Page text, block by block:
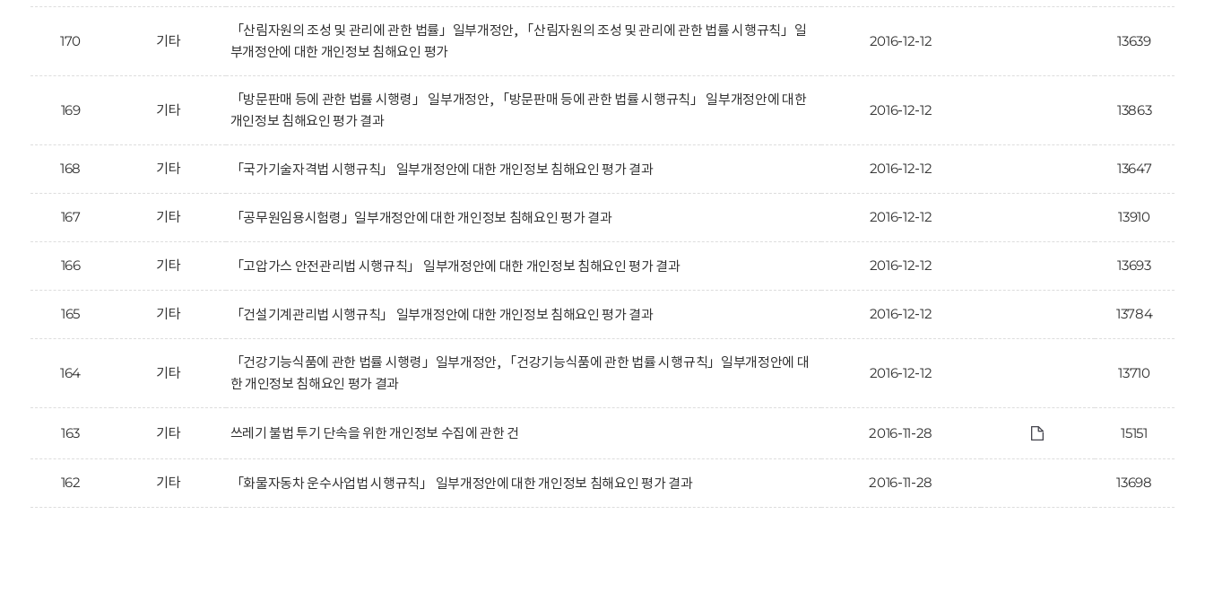
170 기타
「산림자원의 조성 및 관리에 관한 법률」일부개정안, 「산림자원의 조성 및 관리에 관한 법률 시행규칙」일
부개정안에 대한 개인정보 침해요인 평가
2016-12-12 13639
169 기타
「방문판매 등에 관한 법률 시행령」 일부개정안, 「방문판매 등에 관한 법률 시행규칙」 일부개정안에 대한
개인정보 침해요인 평가 결과
2016-12-12 13863
168 기타 「국가기술자격법 시행규칙」 일부개정안에 대한 개인정보 침해요인 평가 결과 2016-12-12 13647
167 기타 「공무원임용시험령」일부개정안에 대한 개인정보 침해요인 평가 결과 2016-12-12 13910
166 기타 「고압가스 안전관리법 시행규칙」 일부개정안에 대한 개인정보 침해요인 평가 결과 2016-12-12 13693
165 기타 「건설기계관리법 시행규칙」 일부개정안에 대한 개인정보 침해요인 평가 결과 2016-12-12 13784
164 기타
「건강기능식품에 관한 법률 시행령」일부개정안, 「건강기능식품에 관한 법률 시행규칙」일부개정안에 대
한 개인정보 침해요인 평가 결과
2016-12-12 13710
163 기타 쓰레기 불법 투기 단속을 위한 개인정보 수집에 관한 건 2016-11-28 15151
162 기타 「화물자동차 운수사업법 시행규칙」 일부개정안에 대한 개인정보 침해요인 평가 결과 2016-11-28 13698